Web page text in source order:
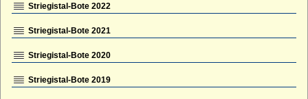
Striegistal-Bote 2022
Striegistal-Bote 2021
Striegistal-Bote 2020
Striegistal-Bote 2019